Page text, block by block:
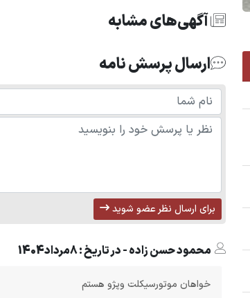
آگهی‌های مشابه
ارسال پرسش نامه
برای ارسال نظر عضو شوید
محمود حسن زاده - در تاریخ : 8مرداد1404
خواهان موتورسیکلت وپژو هستم